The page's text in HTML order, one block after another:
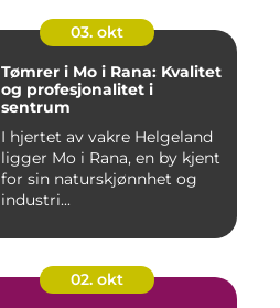
03. okt
Tømrer i Mo i Rana: Kvalitet
og profesjonalitet i
sentrum
I hjertet av vakre Helgeland
ligger Mo i Rana, en by kjent
for sin naturskjønnhet og
industri...
02. okt